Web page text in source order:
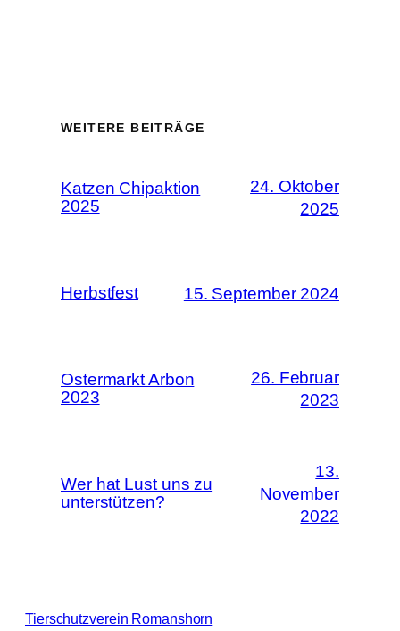
WEITERE BEITRÄGE
Katzen Chipaktion
2025
24. Oktober
2025
Herbstfest 15. September 2024
Ostermarkt Arbon
2023
26. Februar
2023
Wer hat Lust uns zu
unterstützen?
13.
November
2022
Tierschutzverein Romanshorn